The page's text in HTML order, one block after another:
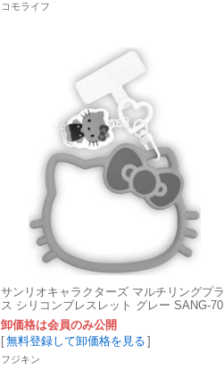
コモライフ
サンリオキャラクターズ マルチリングプラ
ス シリコンブレスレット グレー SANG-70
6GY
卸価格は会員のみ公開
[無料登録して卸価格を見る ]
フジキン